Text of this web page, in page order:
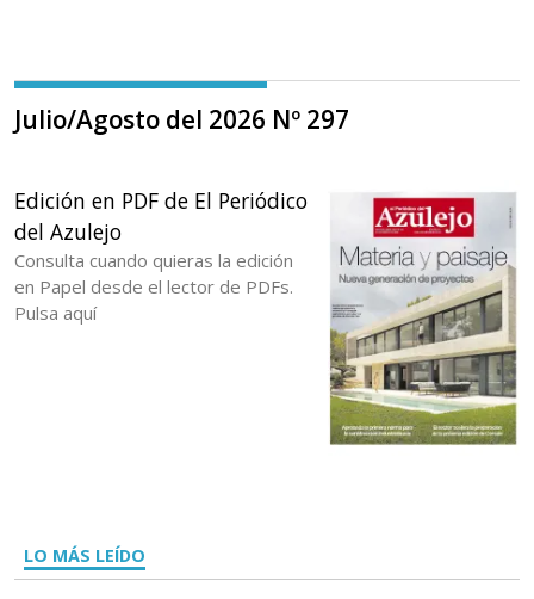
Julio/Agosto del 2026 Nº 297
Edición en PDF de El Periódico
del Azulejo
Consulta cuando quieras la edición
en Papel desde el lector de PDFs.
Pulsa aquí
LO MÁS LEÍDO